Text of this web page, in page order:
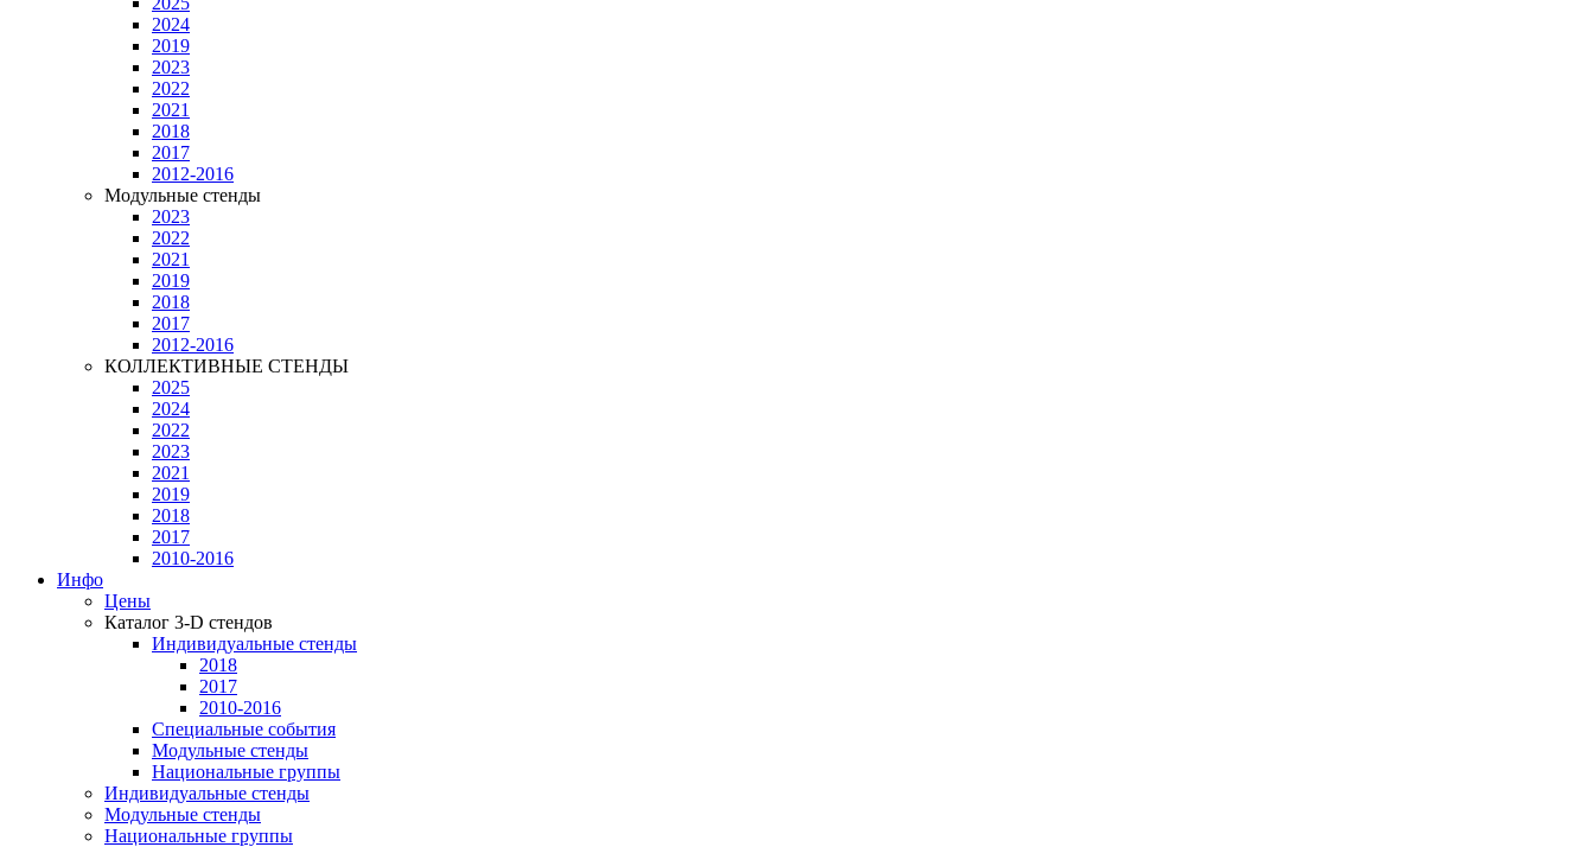
2024
2019
2023
2022
2021
2018
2017
2012-2016
Модульные стенды
2023
2022
2021
2019
2018
2017
2012-2016
КОЛЛЕКТИВНЫЕ СТЕНДЫ
2025
2024
2022
2023
2021
2019
2018
2017
2010-2016
Инфо
Цены
Каталог 3-D стендов
Индивидуальные стенды
2018
2017
2010-2016
Специальные события
Модульные стенды
Национальные группы
Индивидуальные стенды
Модульные стенды
Национальные группы